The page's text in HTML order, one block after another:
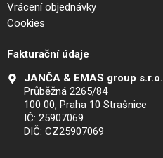
Vrácení objednávky
Cookies
Fakturační údaje
JANČA & EMAS group s.r.o.
Průběžná 2265/84
100 00, Praha 10 Strašnice
IČ: 25907069
DIČ: CZ25907069